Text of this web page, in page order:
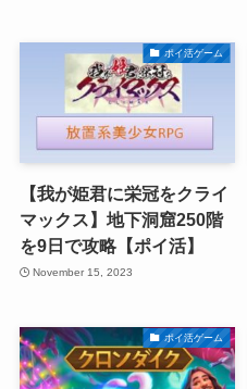
ポイ活ゲーム
【我が姫君に栄冠をクライ
マックス】地下洞窟250階
を9日で攻略【ポイ活】
November 15, 2023
ポイ活ゲーム